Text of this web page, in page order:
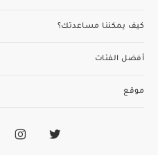
كيف يمكننا مساعدتك؟
أفضل الفئات
موقع